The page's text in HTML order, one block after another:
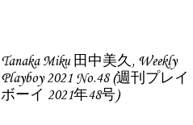
Tanaka Miku 田中美久, Weekly
Playboy 2021 No.48 (週刊プレイ
ボーイ 2021年48号)